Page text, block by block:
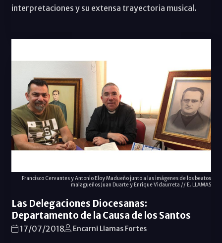
interpretaciones y su extensa trayectoria musical.
Francisco Cervantes y Antonio Eloy Madueño junto a las imágenes de los beatos
malagueños Juan Duarte y Enrique Vidaurreta // E. LLAMAS
Las Delegaciones Diocesanas:
Departamento de la Causa de los Santos
17/07/2018 Encarni Llamas Fortes